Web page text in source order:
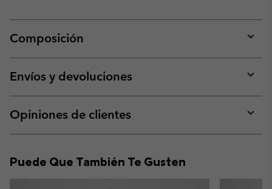
Composición
or
Envíos y devoluciones
or
Opiniones de clientes
or
Puede Que También Te Gusten